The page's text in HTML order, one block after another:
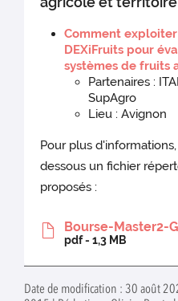
Comment
DEXiFruits pour
systèmes de fruits
Partenaires :
SupAgro
Lieu : Avignon
Pour plus
dessous un fichier
proposés :
Bourse-Master2-
pdf - 1,3 MB
Date de modification : 30 août